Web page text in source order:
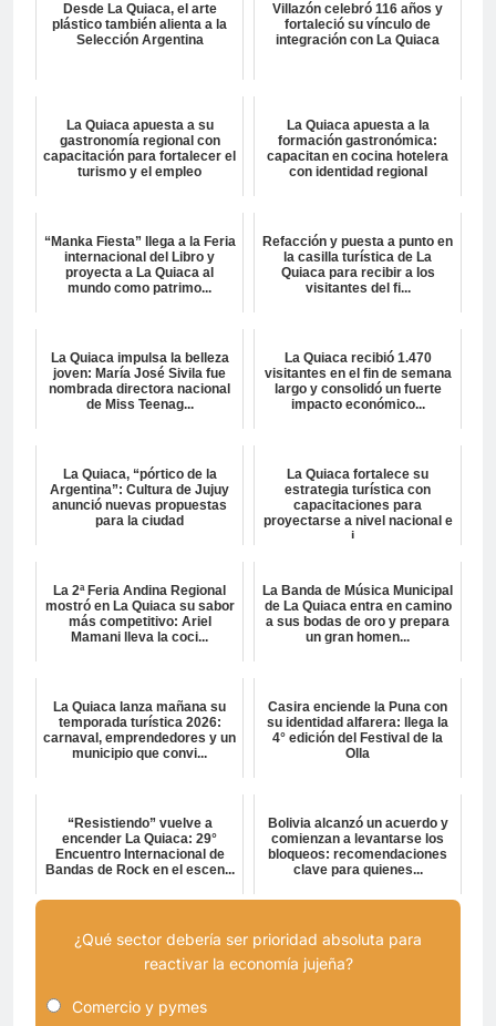
Desde La Quiaca, el arte
plástico también alienta a la
Selección Argentina
Villazón celebró 116 años y
fortaleció su vínculo de
integración con La Quiaca
La Quiaca apuesta a su
gastronomía regional con
capacitación para fortalecer el
turismo y el empleo
La Quiaca apuesta a la
formación gastronómica:
capacitan en cocina hotelera
con identidad regional
“Manka Fiesta” llega a la Feria
internacional del Libro y
proyecta a La Quiaca al
mundo como patrimo...
Refacción y puesta a punto en
la casilla turística de La
Quiaca para recibir a los
visitantes del fi...
La Quiaca impulsa la belleza
joven: María José Sivila fue
nombrada directora nacional
de Miss Teenag...
La Quiaca recibió 1.470
visitantes en el fin de semana
largo y consolidó un fuerte
impacto económico...
La Quiaca, “pórtico de la
Argentina”: Cultura de Jujuy
anunció nuevas propuestas
para la ciudad
La Quiaca fortalece su
estrategia turística con
capacitaciones para
proyectarse a nivel nacional e
i...
La 2ª Feria Andina Regional
mostró en La Quiaca su sabor
más competitivo: Ariel
Mamani lleva la coci...
La Banda de Música Municipal
de La Quiaca entra en camino
a sus bodas de oro y prepara
un gran homen...
La Quiaca lanza mañana su
temporada turística 2026:
carnaval, emprendedores y un
municipio que convi...
Casira enciende la Puna con
su identidad alfarera: llega la
4° edición del Festival de la
Olla
“Resistiendo” vuelve a
encender La Quiaca: 29°
Encuentro Internacional de
Bandas de Rock en el escen...
Bolivia alcanzó un acuerdo y
comienzan a levantarse los
bloqueos: recomendaciones
clave para quienes...
¿Qué sector debería ser prioridad absoluta para
reactivar la economía jujeña?
Comercio y pymes